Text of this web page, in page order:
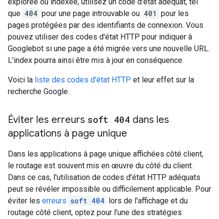
que 404 pour une page introuvable ou 401 pour les
pages protégées par des identifiants de connexion. Vous
pouvez utiliser des codes d'état HTTP pour indiquer à
Googlebot si une page a été migrée vers une nouvelle URL.
L'index pourra ainsi être mis à jour en conséquence.
Voici la liste des codes d'état HTTP et leur effet sur la
recherche Google.
Éviter les erreurs soft 404 dans les
applications à page unique
Dans les applications à page unique affichées côté client,
le routage est souvent mis en œuvre du côté du client.
Dans ce cas, l'utilisation de codes d'état HTTP adéquats
peut se révéler impossible ou difficilement applicable. Pour
éviter les erreurs soft 404 lors de l'affichage et du
routage côté client, optez pour l'une des stratégies